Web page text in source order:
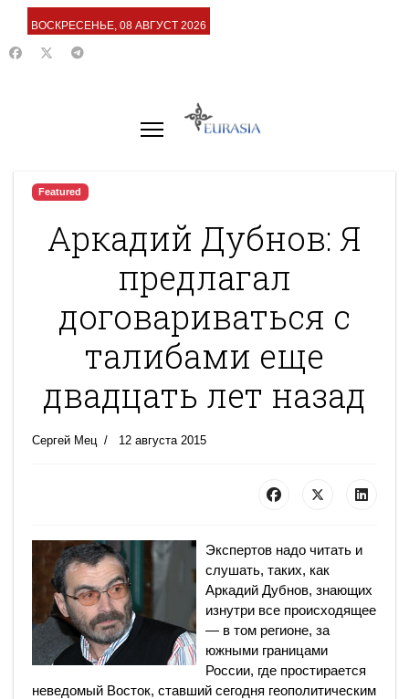
ВОСКРЕСЕНЬЕ, 08 АВГУСТ 2026
Featured
Аркадий Дубнов: Я
предлагал
договариваться с
талибами еще
двадцать лет назад
Сергей Мец 12 августа 2015
Экспертов надо читать и
слушать, таких, как
Аркадий Дубнов, знающих
изнутри все происходящее
— в том регионе, за
южными границами
России, где простирается
неведомый Восток, ставший сегодня геополитическим